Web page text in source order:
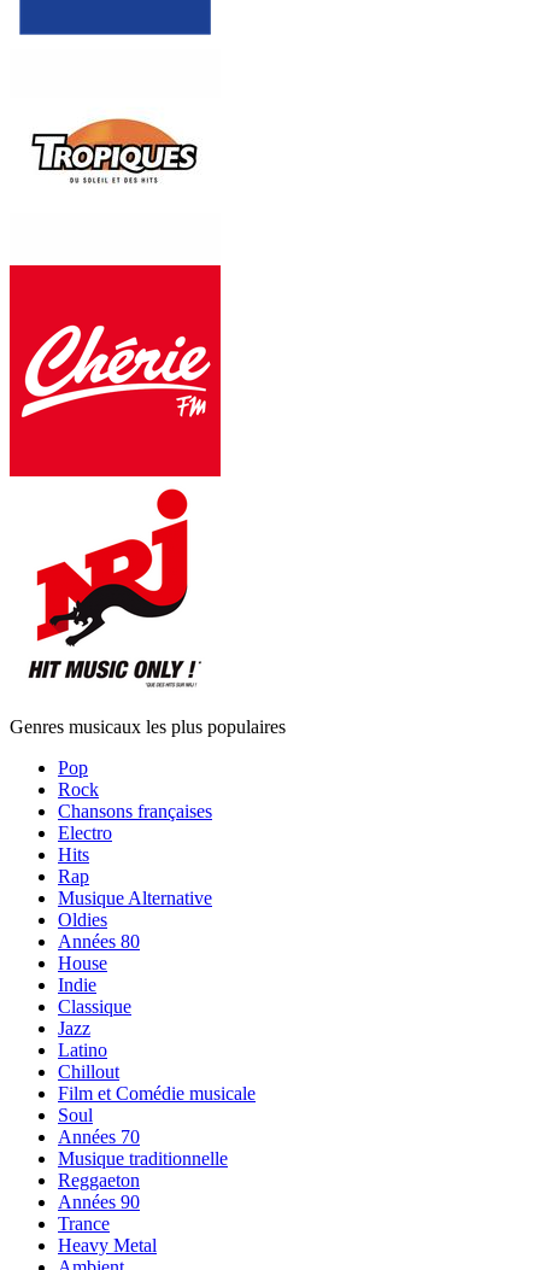
Genres musicaux les plus populaires
Pop
Rock
Chansons françaises
Electro
Hits
Rap
Musique Alternative
Oldies
Années 80
House
Indie
Classique
Jazz
Latino
Chillout
Film et Comédie musicale
Soul
Années 70
Musique traditionnelle
Reggaeton
Années 90
Trance
Heavy Metal